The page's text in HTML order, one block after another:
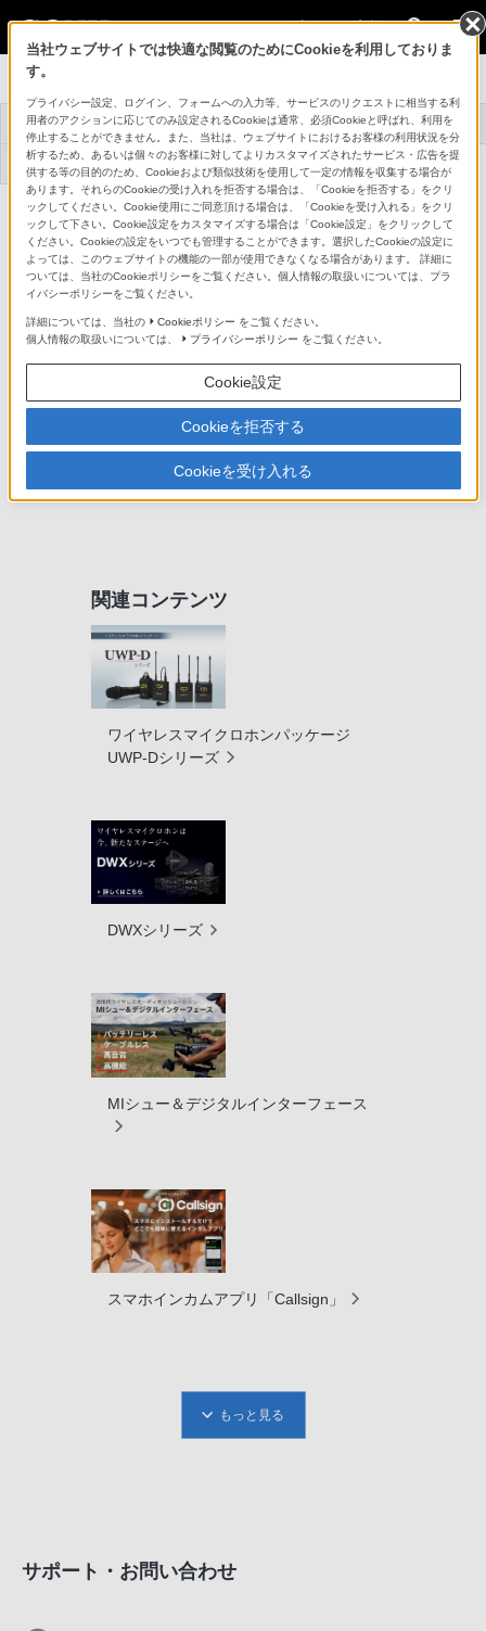
法人のお客様
プロオーディオ
トップ 商品一覧 アクセサリー 事例紹介
機器アップデート
ファームウェア
サポート・お問い合
わせ
エレクトレットコンデンサーマイクロホン
ECM-680S
詳細メニュー
主な仕様
●：対応 -：該当なし
仕様書・外形寸法図(33KB／PDF)
関連コンテンツ
ワイヤレスマイクロホンパッケージ
UWP-Dシリーズ
DWXシリーズ
MIシュー＆デジタルインターフェース
スマホインカムアプリ「Callsign」
もっと見る
サポート・お問い合わせ
当社ウェブサイトでは快適な閲覧のためにCookieを利用しておりま
す。
プライバシー設定、ログイン、フォームへの入力等、サービスのリクエストに相当する利
用者のアクションに応じてのみ設定されるCookieは通常、必須Cookieと呼ばれ、利用を
停止することができません。また、当社は、ウェブサイトにおけるお客様の利用状況を分
析するため、あるいは個々のお客様に対してよりカスタマイズされたサービス・広告を提
供する等の目的のため、Cookieおよび類似技術を使用して一定の情報を収集する場合が
あります。それらのCookieの受け入れを拒否する場合は、「Cookieを拒否する」をクリ
ックしてください。Cookie使用にご同意頂ける場合は、「Cookieを受け入れる」をクリ
ックして下さい。Cookie設定をカスタマイズする場合は「Cookie設定」をクリックして
ください。Cookieの設定をいつでも管理することができます。選択したCookieの設定に
よっては、このウェブサイトの機能の一部が使用できなくなる場合があります。 詳細に
ついては、当社のCookieポリシーをご覧ください。個人情報の取扱いについては、プラ
イバシーポリシーをご覧ください。
詳細については、当社の Cookieポリシー をご覧ください。
個人情報の取扱いについては、
プライバシーポリシー をご覧ください。
Cookie設定
Cookieを拒否する
Cookieを受け入れる